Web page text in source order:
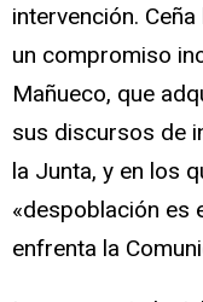
intervención.
un compromiso
Mañueco, que
sus discursos de
la Junta, y en los
«despoblación es
enfrenta la